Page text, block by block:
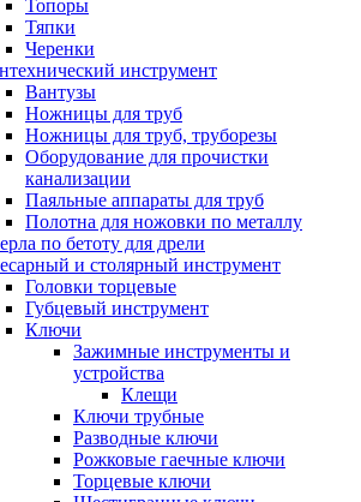
Топоры
Тяпки
Черенки
инструмент
Вантузы
Ножницы для труб
Ножницы для труб, труборезы
Оборудование для прочистки
канализации
Паяльные аппараты для труб
Полотна для ножовки по металлу
по бетоту для дрели
и столярный инструмент
Головки торцевые
Губцевый инструмент
Ключи
Зажимные инструменты и
устройства
Клещи
Ключи трубные
Разводные ключи
Рожковые гаечные ключи
Торцевые ключи